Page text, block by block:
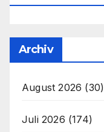
Archiv
August 2026 (30)
Juli 2026 (174)